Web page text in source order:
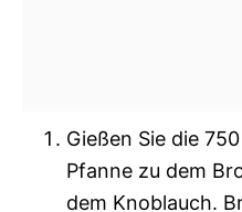
Gießen Sie die
Pfanne zu dem
dem Knoblauch.